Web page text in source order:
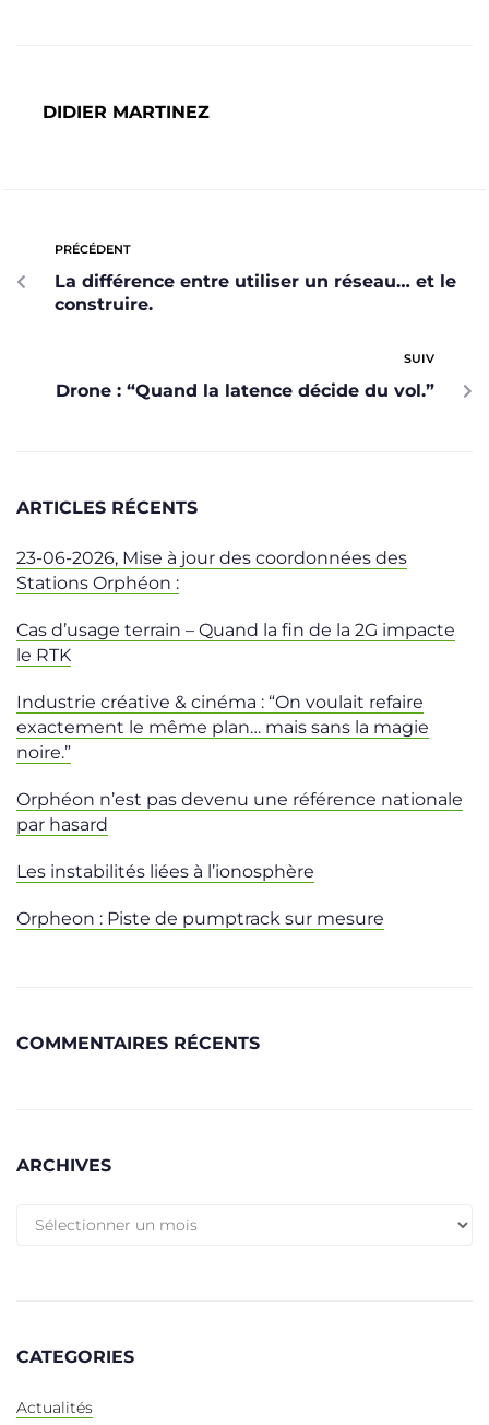
DIDIER MARTINEZ
PRÉCÉDENT
La différence entre utiliser un réseau… et le
construire.
SUIV
Drone : “Quand la latence décide du vol.”
ARTICLES RÉCENTS
23-06-2026, Mise à jour des coordonnées des
Stations Orphéon :
Cas d’usage terrain – Quand la fin de la 2G impacte
le RTK
Industrie créative & cinéma : “On voulait refaire
exactement le même plan… mais sans la magie
noire.”
Orphéon n’est pas devenu une référence nationale
par hasard
Les instabilités liées à l’ionosphère
Orpheon : Piste de pumptrack sur mesure
COMMENTAIRES RÉCENTS
ARCHIVES
CATEGORIES
Actualités